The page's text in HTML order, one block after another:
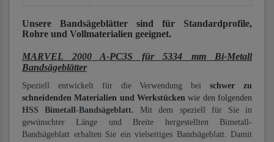
Unsere Bandsägeblätter sind für Standardprofile,
Rohre und Vollmaterialien geeignet.
MARVEL 2000 A-PC3S für 5334 mm Bi-Metall
Bandsägeblätter
Speziell entwickelt für die Verwendung beischwer zu
schneidenden Materialien und Werkstücken wie den folgenden
HSS Bimetall-Bandsägeblatt. Mit dem speziell für Sie in
gewünschter Länge und Breite hergestellten Bimetall-
Bandsägeblatt erhalten Sie ein vielseitiges Bandsägeblatt. Damit